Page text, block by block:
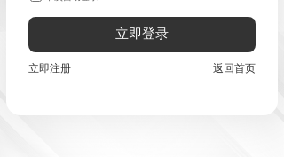
立即登录
立即注册 返回首页